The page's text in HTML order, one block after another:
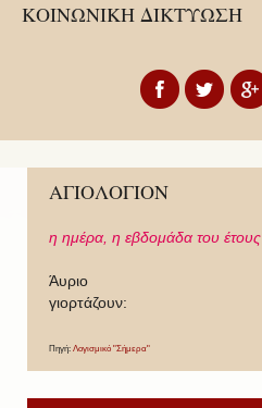
ΚΟΙΝΩΝΙΚΗ ΔΙΚΤΥΩΣΗ
ΑΓΙΟΛΟΓΙΟΝ
η ημέρα, η εβδομάδα του έτους
Άυριο
γιορτάζουν:
Πηγή: Λογισμικό "Σήμερα"